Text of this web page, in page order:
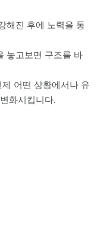
해진 후에 노력을 통
놓고보면 구조를 바
어떤 상황에서나 유
화시킵니다.